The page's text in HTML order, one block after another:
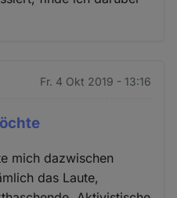
Fr. 4 Okt 2019 - 13:16
mich dazwischen
das Laute,